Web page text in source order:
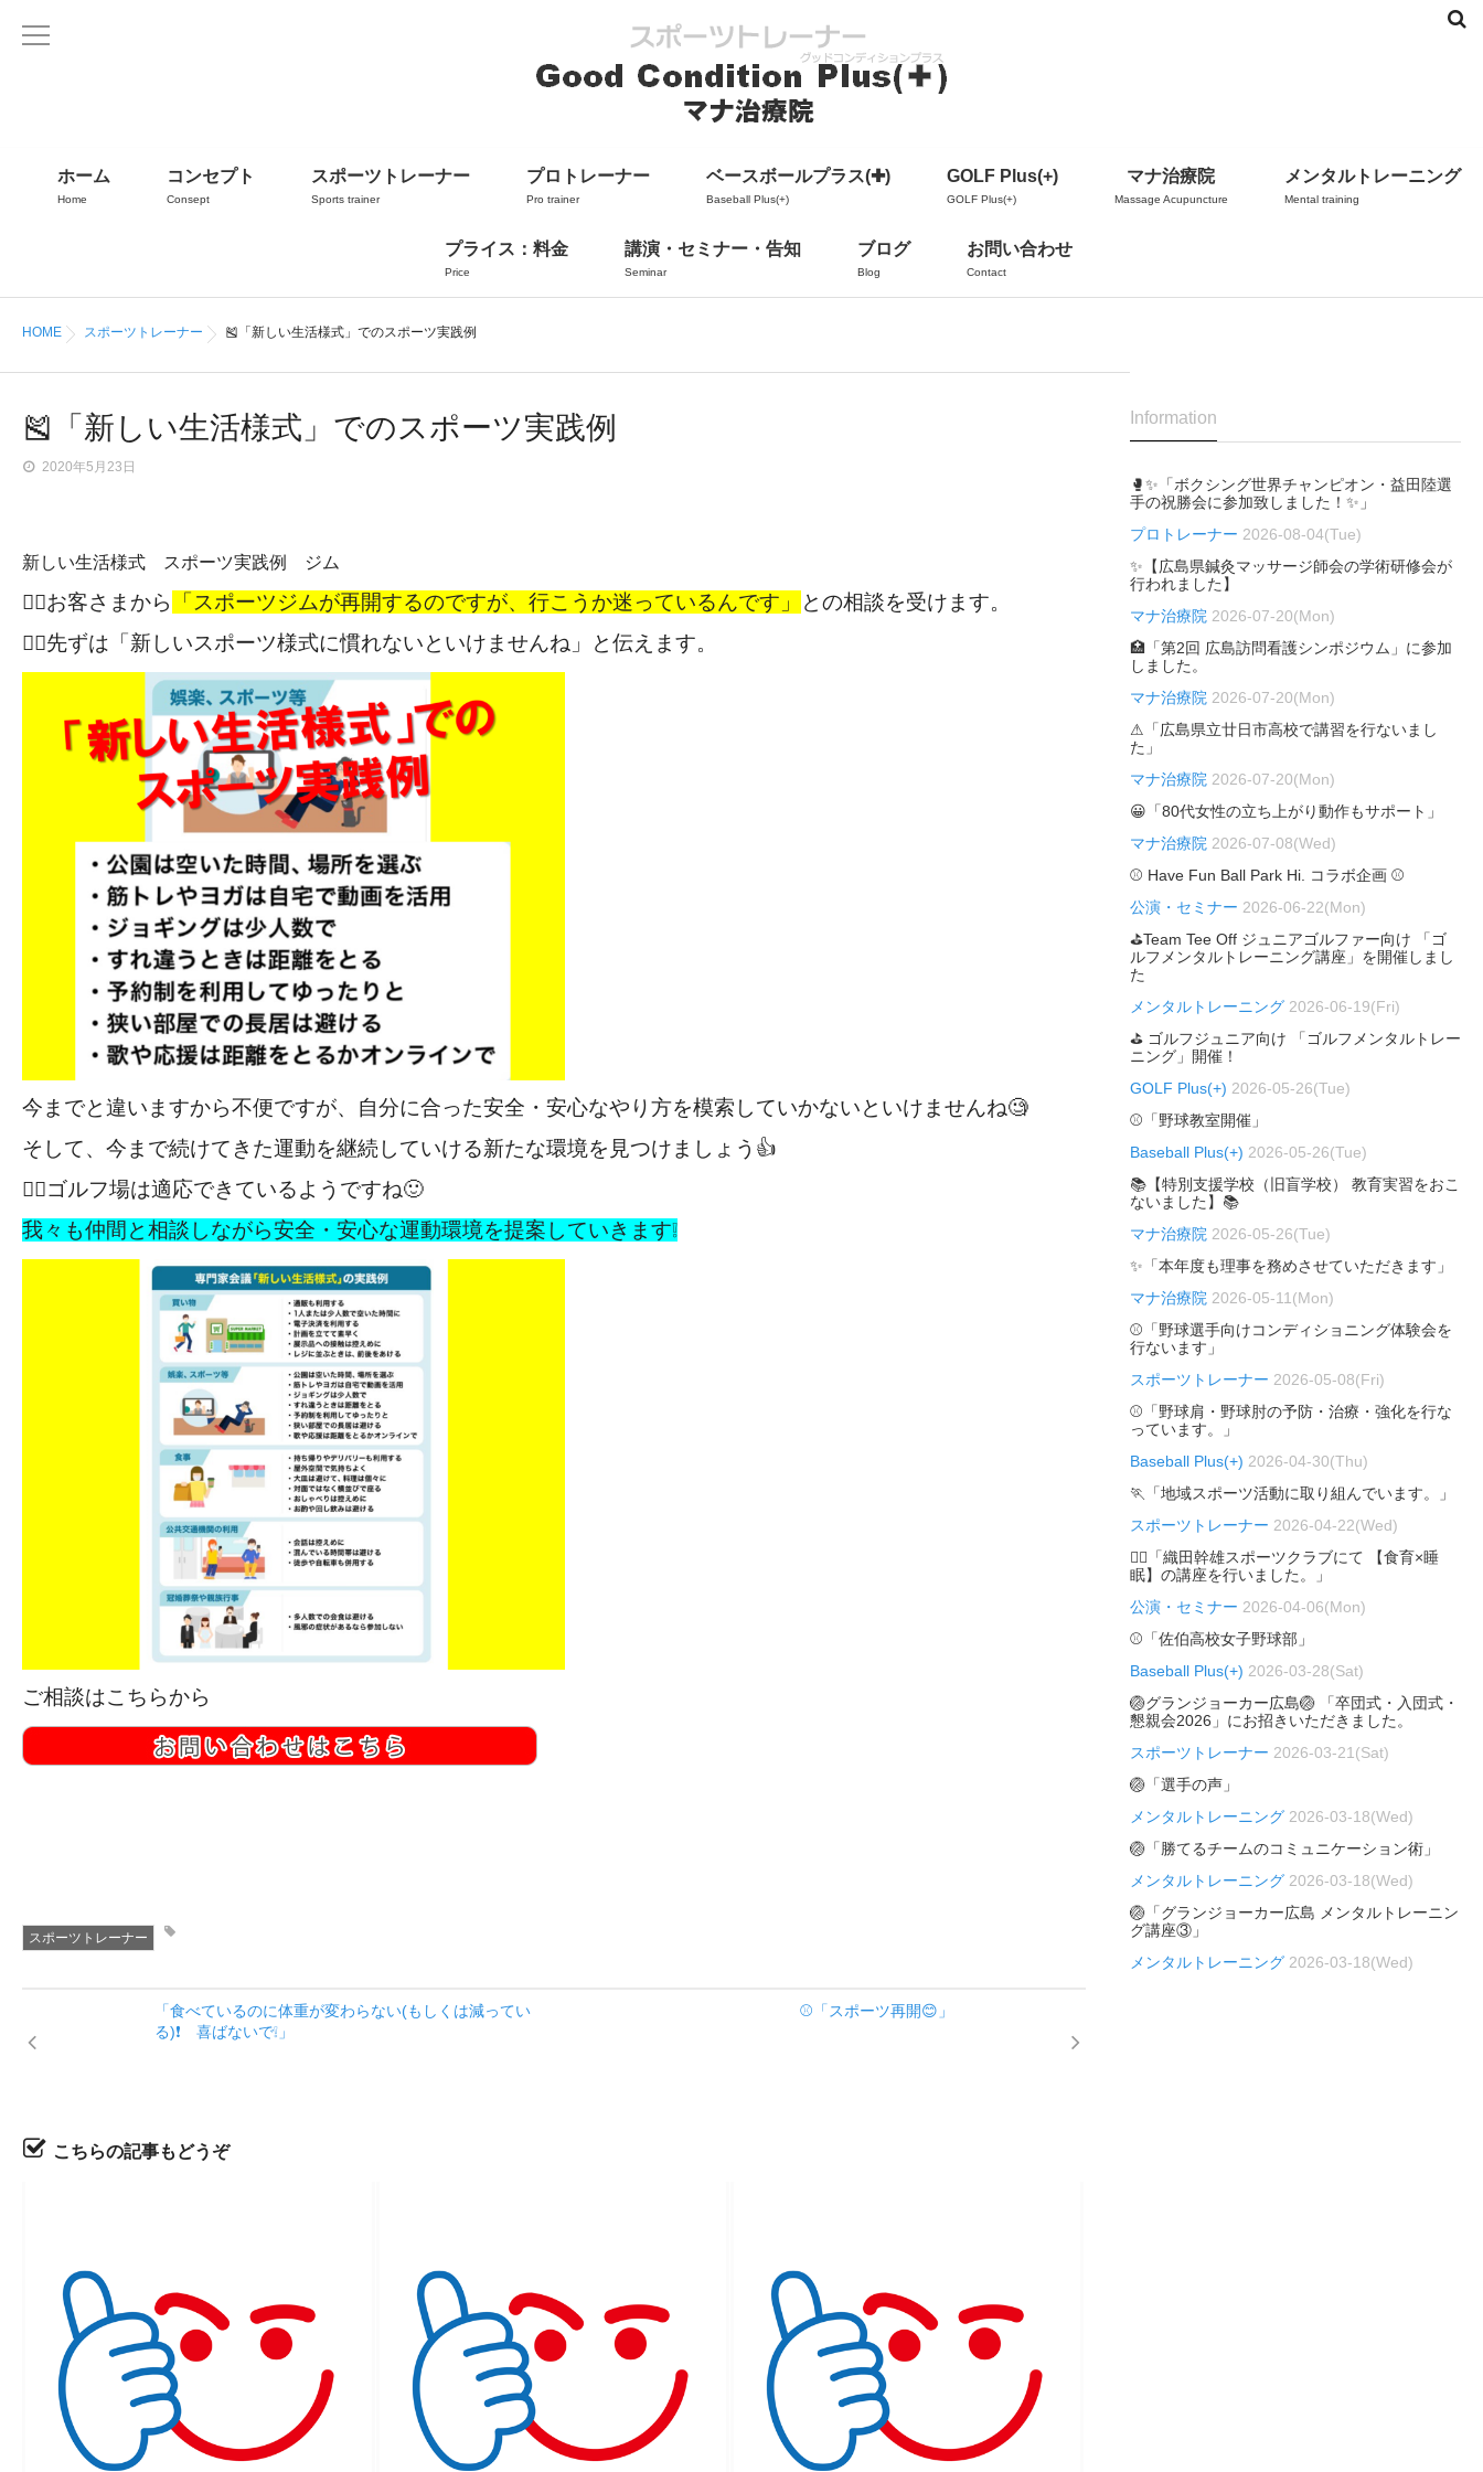
ホーム
Home
コンセプト
Consept
スポーツトレーナー
Sports trainer
プロトレーナー
Pro trainer
ベースボールプラス(✚)
Baseball Plus(+)
GOLF Plus(+)
GOLF Plus(+)
マナ治療院
Massage Acupuncture
メンタルトレーニング
Mental training
プライス：料金
Price
講演・セミナー・告知
Seminar
ブログ
Blog
お問い合わせ
Contact
HOME スポーツトレーナー 🎽「新しい生活様式」でのスポーツ実践例
🎽「新しい生活様式」でのスポーツ実践例
2020年5月23日
新しい生活様式 スポーツ実践例 ジム
🏃‍♂️お客さまから 「スポーツジムが再開するのですが、行こうか迷っているんです」
との相談を受けます。
🏋️‍♀️先ずは「新しいスポーツ様式に慣れないといけませんね」と伝えます。
今までと違いますから不便ですが、自分に合った安全・安心なやり方を模索していかないといけませんね🧐
そして、今まで続けてきた運動を継続していける新たな環境を見つけましょう👍
🏌️‍♀️ゴルフ場は適応できているようですね🙂
我々も仲間と相談しながら安全・安心な運動環境を提案していきます❕
ご相談はこちらから
スポーツトレーナー
「食べているのに体重が変わらない(もしくは減ってい
る)❗️ 喜ばないで❕」
⚾「スポーツ再開😊」
こちらの記事もどうぞ
Information
🥊✨「ボクシング世界チャンピオン・益田陸選
手の祝勝会に参加致しました！✨」
プロトレーナー 2026-08-04(Tue)
✨【広島県鍼灸マッサージ師会の学術研修会が
行われました】
マナ治療院 2026-07-20(Mon)
🏥「第2回 広島訪問看護シンポジウム」に参加
しました。
マナ治療院 2026-07-20(Mon)
⚠「広島県立廿日市高校で講習を行ないまし
た」
マナ治療院 2026-07-20(Mon)
😀「80代女性の立ち上がり動作もサポート」
マナ治療院 2026-07-08(Wed)
⚾ Have Fun Ball Park Hi. コラボ企画 ⚾
公演・セミナー 2026-06-22(Mon)
⛳Team Tee Off ジュニアゴルファー向け 「ゴ
ルフメンタルトレーニング講座」を開催しまし
た
メンタルトレーニング 2026-06-19(Fri)
⛳ ゴルフジュニア向け 「ゴルフメンタルトレー
ニング」開催！
GOLF Plus(+) 2026-05-26(Tue)
⚾「野球教室開催」
Baseball Plus(+) 2026-05-26(Tue)
📚【特別支援学校（旧盲学校） 教育実習をおこ
ないました】📚
マナ治療院 2026-05-26(Tue)
✨「本年度も理事を務めさせていただきます」
マナ治療院 2026-05-11(Mon)
⚾「野球選手向けコンディショニング体験会を
行ないます」
スポーツトレーナー 2026-05-08(Fri)
⚾「野球肩・野球肘の予防・治療・強化を行な
っています。」
Baseball Plus(+) 2026-04-30(Thu)
🏃「地域スポーツ活動に取り組んでいます。」
スポーツトレーナー 2026-04-22(Wed)
🏃‍♂️「織田幹雄スポーツクラブにて 【食育×睡
眠】の講座を行いました。」
公演・セミナー 2026-04-06(Mon)
⚾「佐伯高校女子野球部」
Baseball Plus(+) 2026-03-28(Sat)
🏐グランジョーカー広島🏐 「卒団式・入団式・
懇親会2026」にお招きいただきました。
スポーツトレーナー 2026-03-21(Sat)
🏐「選手の声」
メンタルトレーニング 2026-03-18(Wed)
🏐「勝てるチームのコミュニケーション術」
メンタルトレーニング 2026-03-18(Wed)
🏐「グランジョーカー広島 メンタルトレーニン
グ講座③」
メンタルトレーニング 2026-03-18(Wed)